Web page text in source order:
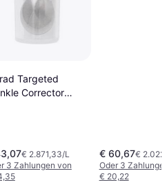
Targeted
Corrector
€ 2.871,33/L
3 Zahlungen von
€ 60,67€
Oder 3
€ 20,22